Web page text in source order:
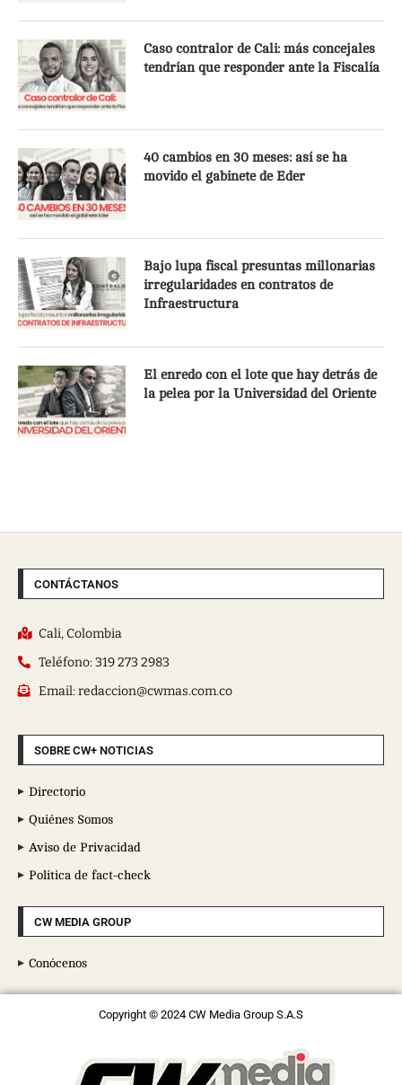
Caso contralor de Cali: más concejales
tendrían que responder ante la Fiscalía
40 cambios en 30 meses: así se ha
movido el gabinete de Eder
Bajo lupa fiscal presuntas millonarias
irregularidades en contratos de
Infraestructura
El enredo con el lote que hay detrás de
la pelea por la Universidad del Oriente
CONTÁCTANOS
Cali, Colombia
Teléfono: 319 273 2983
Email: redaccion@cwmas.com.co
SOBRE CW+ NOTICIAS
Directorio
Quiénes Somos
Aviso de Privacidad
Política de fact-check
CW MEDIA GROUP
Conócenos
Copyright © 2024 CW Media Group S.A.S